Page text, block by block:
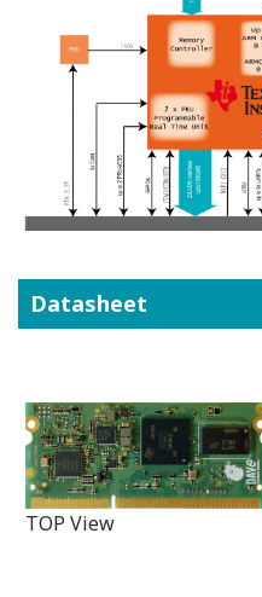
Datasheet
TOP View